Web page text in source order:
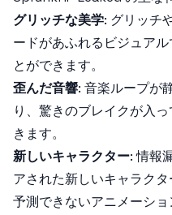
グリッチな美学: グリッチ
ードがあふれるビジュア
とができます。
歪んだ音響: 音楽ループが
り、驚きのブレイクが入
きます。
新しいキャラクター: 情報
アされた新しいキャラク
予測できないアニメーショ